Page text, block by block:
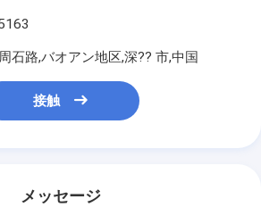
石路,バオアン地区,深?? 市,中国
接触
メッセージ